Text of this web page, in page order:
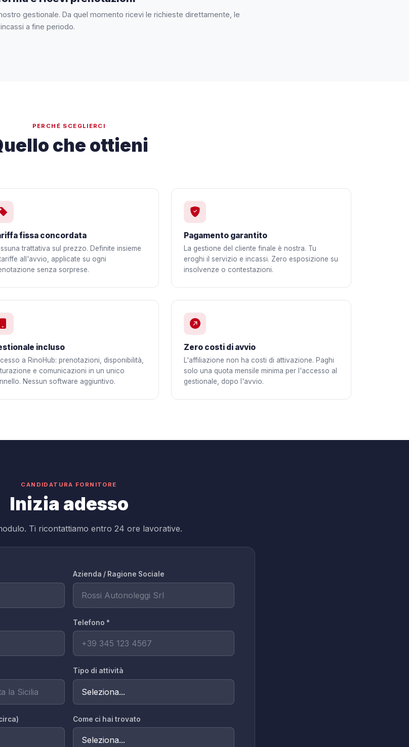
gestionale. Da quel momento ricevi le richieste direttamente, le
a fine periodo.
PERCHÉ SCEGLIERCI
che ottieni
fissa concordata
trattativa sul prezzo. Definite insieme
all'avvio, applicate su ogni
senza sorprese.
Pagamento garantito
La gestione del cliente finale è nostra. Tu
eroghi il servizio e incassi. Zero esposizione su
insolvenze o contestazioni.
incluso
a RinoHub: prenotazioni, disponibilità,
e comunicazioni in un unico
Nessun software aggiuntivo.
Zero costi di avvio
L'affiliazione non ha costi di attivazione. Paghi
solo una quota mensile minima per l'accesso al
gestionale, dopo l'avvio.
CANDIDATURA FORNITORE
Inizia adesso
Ti ricontattiamo entro 24 ore lavorative.
Azienda / Ragione Sociale
Telefono *
Tipo di attività
Come ci hai trovato